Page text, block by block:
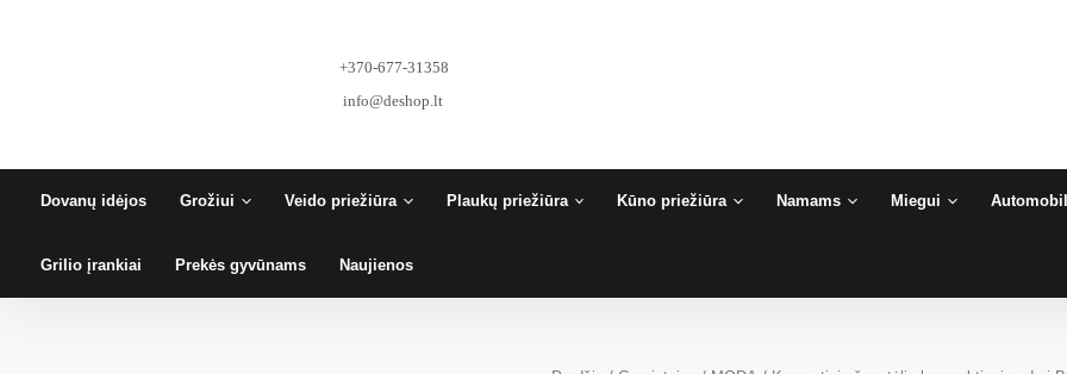
+370-677-31358
info@deshop.lt
Dovanų idėjos Grožiui Veido priežiūra Plaukų priežiūra Kūno priežiūra Namams Miegui
Grilio įrankiai Prekės gyvūnams Naujienos